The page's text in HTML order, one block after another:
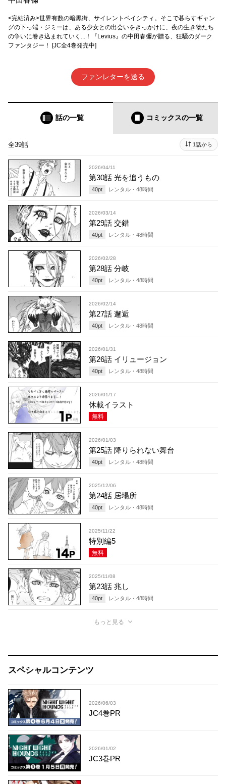
<完結済み>世界有数の暗黒街、サイレントベイシティ。そこで暮らすギャン
グの下っ端・ジミーは、ある少女との出会いをきっかけに、夜の生き物たち
の争いに巻き込まれていく...！『Levius』の中田春彌が贈る、狂騒のダーク
ファンタジー！ [JC全4巻発売中]
ファンレターを送る
話の一覧 コミックスの一覧
全39話 1話から
2026/04/11
第30話 光を追うもの
40pt レンタル・ 48時間
2026/03/14
第29話 交錯
40pt レンタル・ 48時間
2026/02/28
第28話 分岐
40pt レンタル・ 48時間
2026/02/14
第27話 邂逅
40pt レンタル・ 48時間
2026/01/31
第26話 イリュージョン
40pt レンタル・ 48時間
2026/01/17
休載イラスト
無料
2026/01/03
第25話 降りられない舞台
40pt レンタル・ 48時間
2025/12/06
第24話 居場所
40pt レンタル・ 48時間
2025/11/22
特別編5
無料
2025/11/08
第23話 兆し
40pt レンタル・ 48時間
もっと見る
スペシャルコンテンツ
2026/06/03
JC4巻PR
2026/01/02
JC3巻PR